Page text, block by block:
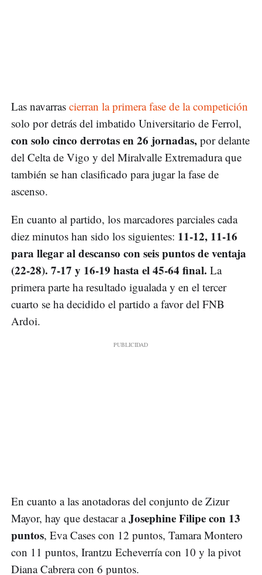
Las navarras cierran la primera fase de la competición
solo por detrás del imbatido Universitario de Ferrol,
con solo cinco derrotas en 26 jornadas, por delante
del Celta de Vigo y del Miralvalle Extremadura que
también se han clasificado para jugar la fase de
ascenso.
En cuanto al partido, los marcadores parciales cada
diez minutos han sido los siguientes: 11-12, 11-16
para llegar al descanso con seis puntos de ventaja
(22-28). 7-17 y 16-19 hasta el 45-64 final. La
primera parte ha resultado igualada y en el tercer
cuarto se ha decidido el partido a favor del FNB
Ardoi.
En cuanto a las anotadoras del conjunto de Zizur
Mayor, hay que destacar aJosephine Filipe con 13
puntos, Eva Cases con 12 puntos, Tamara Montero
con 11 puntos, Irantzu Echeverría con 10 y la pivot
Diana Cabrera con 6 puntos.